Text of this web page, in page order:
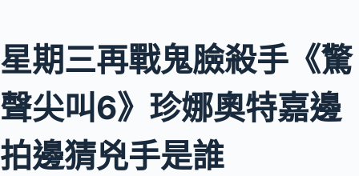
星期三再戰鬼臉殺手《驚
聲尖叫6》珍娜奧特嘉邊
拍邊猜兇手是誰